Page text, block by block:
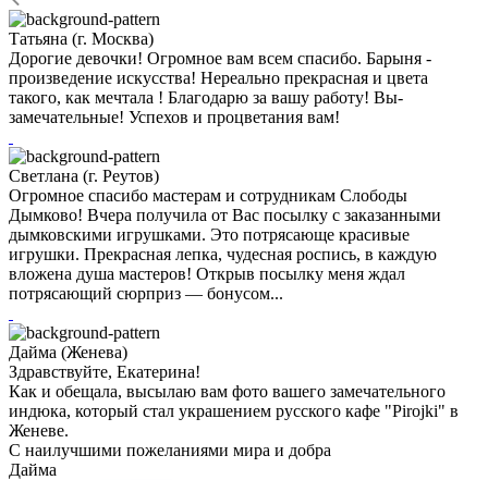
Татьяна (г. Москва)
Дорогие девочки! Огромное вам всем спасибо. Барыня -
произведение искусства! Нереально прекрасная и цвета
такого, как мечтала ! Благодарю за вашу работу! Вы-
замечательные! Успехов и процветания вам!
Светлана (г. Реутов)
Огромное спасибо мастерам и сотрудникам Слободы
Дымково! Вчера получила от Вас посылку с заказанными
дымковскими игрушками. Это потрясающе красивые
игрушки. Прекрасная лепка, чудесная роспись, в каждую
вложена душа мастеров! Открыв посылку меня ждал
потрясающий сюрприз — бонусом...
Дайма (Женева)
Здравствуйте, Екатерина!
Как и обещала, высылаю вам фото вашего замечательного
индюка, который стал украшением русского кафе "Pirojki" в
Женеве.
С наилучшими пожеланиями мира и добра
Дайма